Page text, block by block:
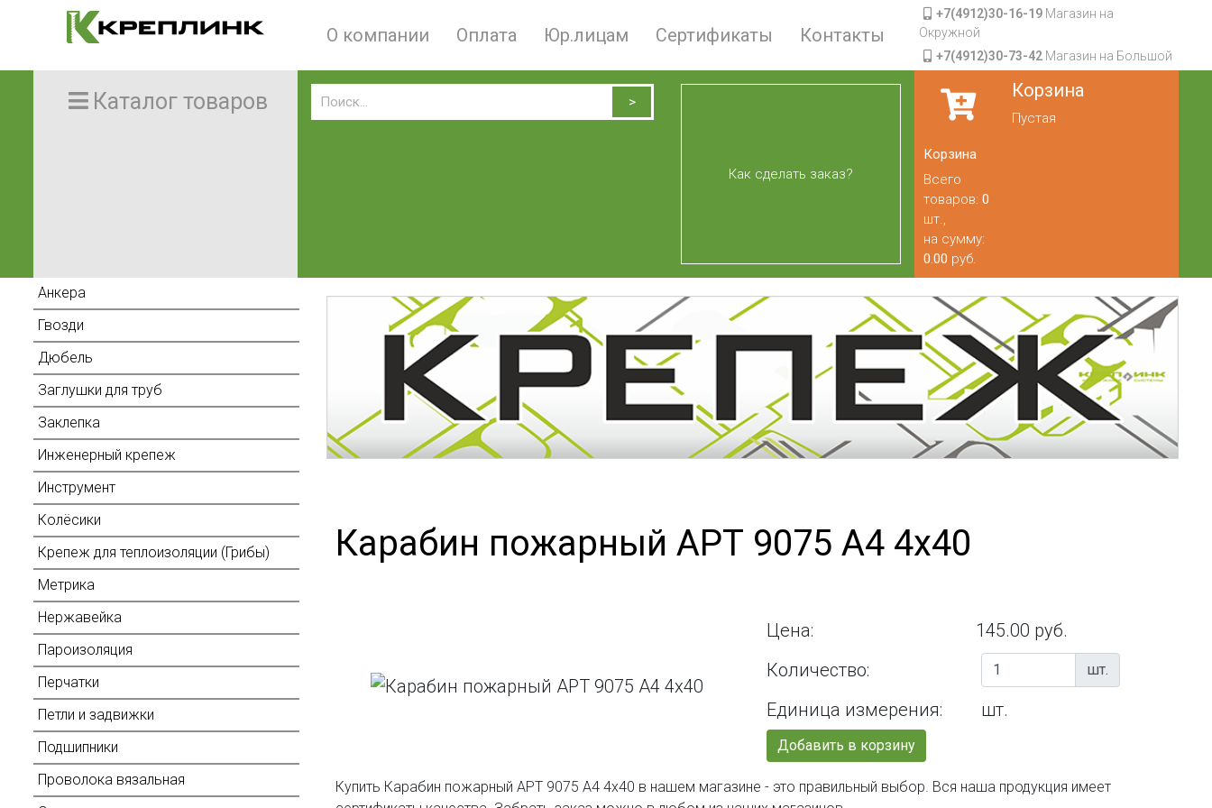
О компании Оплата Юр.лицам Сертификаты Контакты
+7(4912)30-16-19Магазин на
Окружной
+7(4912)30-73-42Магазин на Большой
Каталог товаров
Как сделать заказ?
Корзина
Пустая
Корзина
Всего
товаров: 0
шт.,
на сумму:
0.00 руб.
Анкера
Гвозди
Дюбель
Заглушки для труб
Заклепка
Инженерный крепеж
Инструмент
Колёсики
Крепеж для теплоизоляции (Грибы)
Метрика
Нержавейка
Пароизоляция
Перчатки
Петли и задвижки
Подшипники
Проволока вязальная
Карабин пожарный АРТ 9075 А4 4х40
Цена:
145.00 руб.
Количество:
шт.
Единица измерения: шт.
Добавить в корзину
Купить Карабин пожарный АРТ 9075 А4 4х40 в нашем магазине - это правильный выбор. Вся наша продукция имеет